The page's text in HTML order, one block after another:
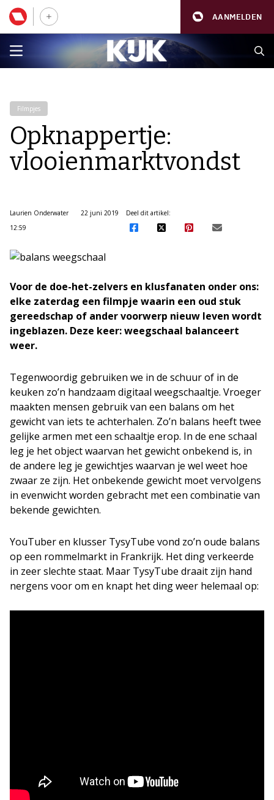
AANMELDEN
Filmpjes
Opknappertje:
vlooienmarktvondst
Laurien Onderwater
22 juni 2019
12:59
Deel dit artikel:
Voor de doe-het-zelvers en klusfanaten onder ons:
elke zaterdag een filmpje waarin een oud stuk
gereedschap of ander voorwerp nieuw leven wordt
ingeblazen. Deze keer: weegschaal balanceert
weer.
Tegenwoordig gebruiken we in de schuur of in de
keuken zo’n handzaam digitaal weegschaaltje. Vroeger
maakten mensen gebruik van een balans om het
gewicht van iets te achterhalen. Zo’n balans heeft twee
gelijke armen met een schaaltje erop. In de ene schaal
leg je het object waarvan het gewicht onbekend is, in
de andere leg je gewichtjes waarvan je wel weet hoe
zwaar ze zijn. Het onbekende gewicht moet vervolgens
in evenwicht worden gebracht met een combinatie van
bekende gewichten.
YouTuber en klusser TysyTube vond zo’n oude balans
op een rommelmarkt in Frankrijk. Het ding verkeerde
in zeer slechte staat. Maar TysyTube draait zijn hand
nergens voor om en knapt het ding weer helemaal op: